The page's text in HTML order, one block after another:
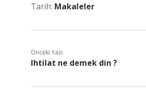
Tarih: Makaleler
Önceki Yazı
Ihtilat ne demek din ?